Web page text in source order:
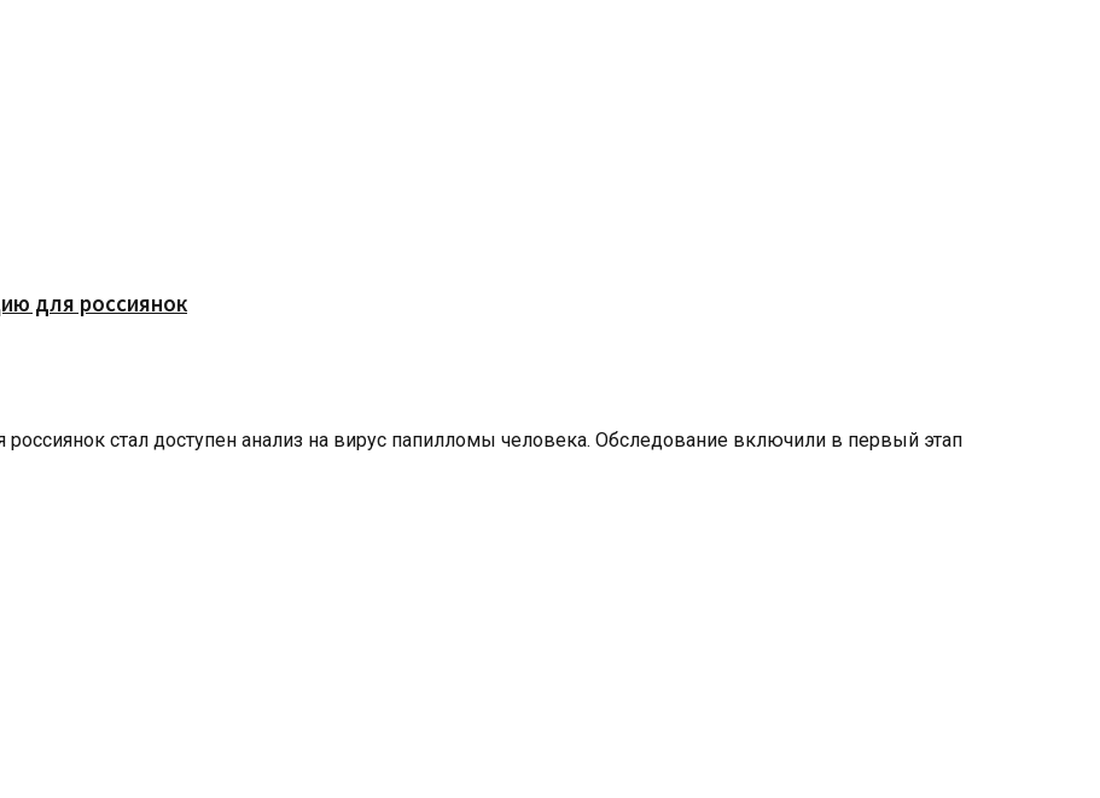
для россиянок
россиянок стал доступен анализ на вирус папилломы человека. Обследование включили в первый этап